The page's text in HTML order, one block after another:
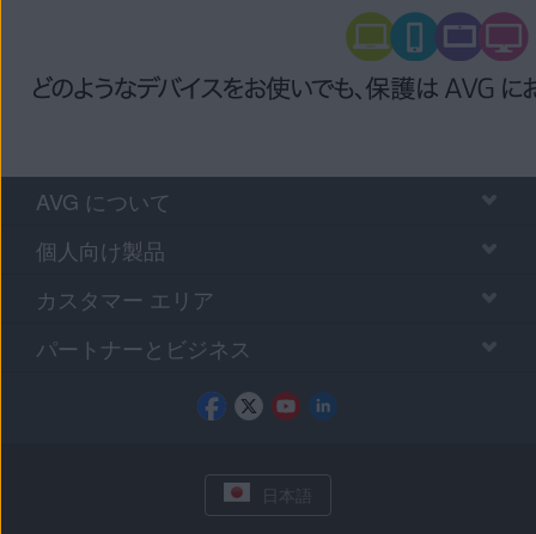
AVG について
個人向け製品
カスタマー エリア
パートナーとビジネス
日本語